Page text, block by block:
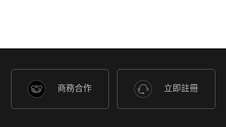
商務合作 立即註冊